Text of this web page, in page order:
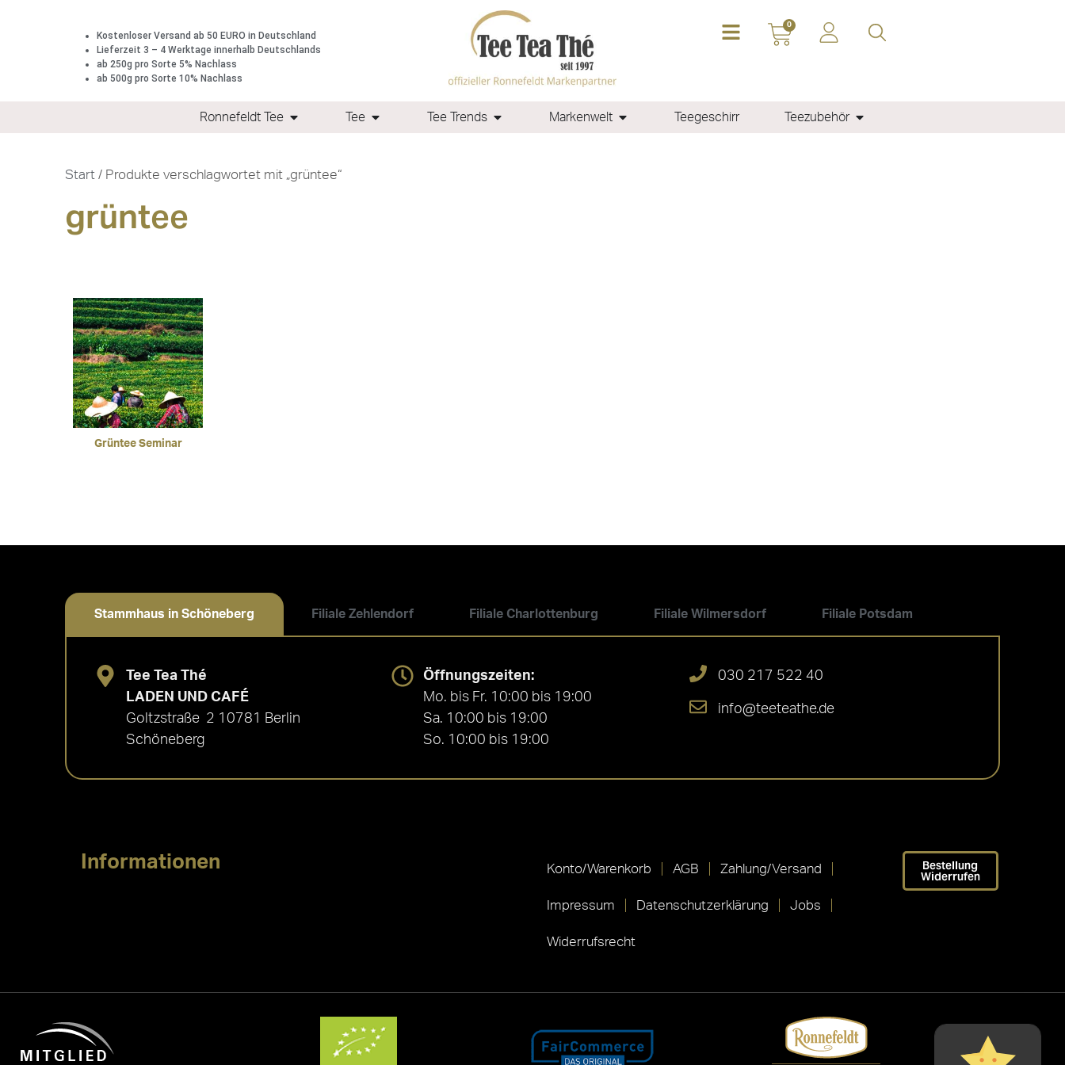
Kostenloser Versand ab 50 EURO in Deutschland
Lieferzeit 3 – 4 Werktage innerhalb Deutschlands
ab 250g pro Sorte 5% Nachlass
ab 500g pro Sorte 10% Nachlass
0
Ronnefeldt Tee Tee Tee Trends Markenwelt Teegeschirr Teezubehör
Start / Produkte verschlagwortet mit „grüntee“
grüntee
Grüntee Seminar
Stammhaus in Schöneberg Filiale Zehlendorf Filiale Charlottenburg Filiale Wilmersdorf Filiale Potsdam
Tee Tea Thé
LADEN UND CAFÉ
Goltzstraße 2 10781 Berlin
Schöneberg
Öffnungszeiten:
Mo. bis Fr. 10:00 bis 19:00
Sa. 10:00 bis 19:00
So. 10:00 bis 19:00
030 217 522 40
info@teeteathe.de
Informationen Konto/Warenkorb AGB Zahlung/Versand
Impressum Datenschutzerklärung Jobs
Widerrufsrecht
Bestellung
Widerrufen